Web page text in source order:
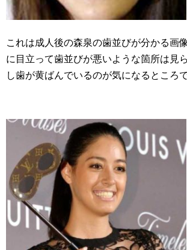
これは成人後の森泉の歯並びが分かる画
に目立って歯並びが悪いような箇所は見
し歯が黄ばんでいるのが気になるところ